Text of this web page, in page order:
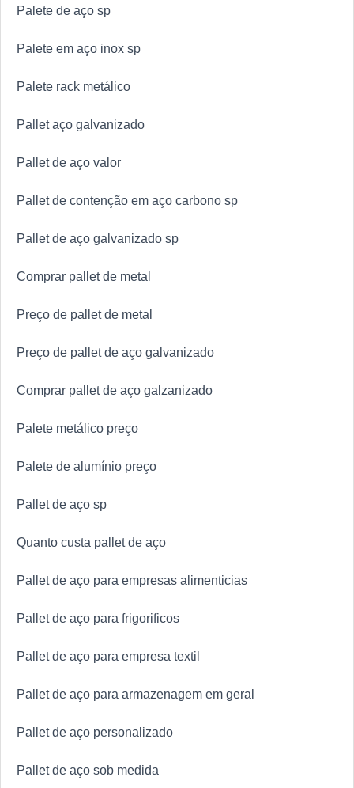
Palete de aço sp
Palete em aço inox sp
Palete rack metálico
Pallet aço galvanizado
Pallet de aço valor
Pallet de contenção em aço carbono sp
Pallet de aço galvanizado sp
Comprar pallet de metal
Preço de pallet de metal
Preço de pallet de aço galvanizado
Comprar pallet de aço galzanizado
Palete metálico preço
Palete de alumínio preço
Pallet de aço sp
Quanto custa pallet de aço
Pallet de aço para empresas alimenticias
Pallet de aço para frigorificos
Pallet de aço para empresa textil
Pallet de aço para armazenagem em geral
Pallet de aço personalizado
Pallet de aço sob medida